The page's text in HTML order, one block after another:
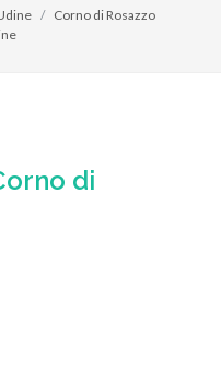
Corno di Rosazzo
di